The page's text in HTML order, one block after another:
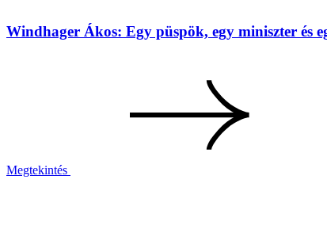
Windhager Ákos: Egy püspök, egy miniszter és
Megtekintés